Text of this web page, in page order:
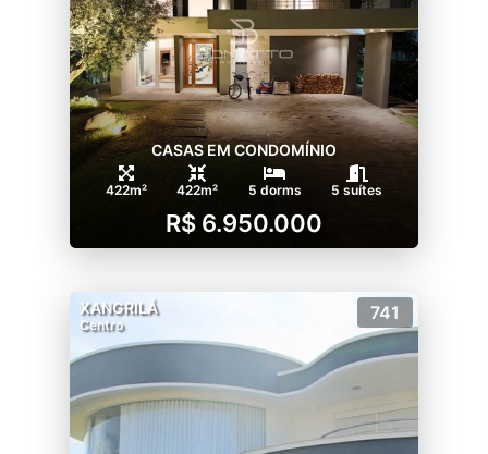
CASAS EM CONDOMÍNIO
422m² 422m² 5 dorms 5 suítes
R$ 6.950.000
XANGRILÁ
Centro
741